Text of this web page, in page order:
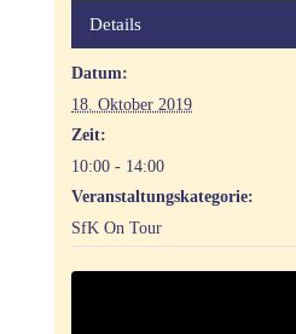
Details
Datum:
18. Oktober 2019
Zeit:
10:00 - 14:00
Veranstaltungskategorie:
SfK On Tour